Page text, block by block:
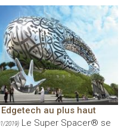
Edgetech au plus haut
2019)Le Super Spacer® se